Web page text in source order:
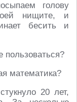
голову
нищите, и
бесить и
пользоваться?
математика?
20 лет,